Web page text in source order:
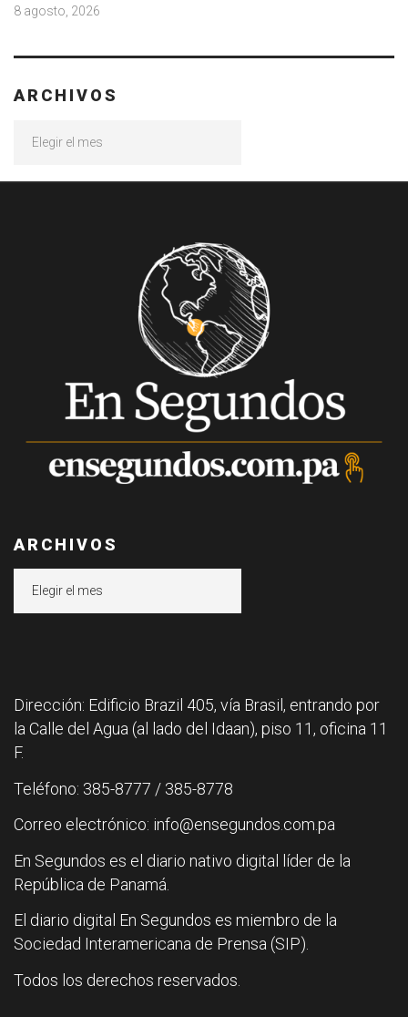
8 agosto, 2026
ARCHIVOS
ARCHIVOS
Dirección: Edificio Brazil 405, vía Brasil, entrando por
la Calle del Agua (al lado del Idaan), piso 11, oficina 11
F.
Teléfono: 385-8777 / 385-8778
Correo electrónico: info@ensegundos.com.pa
En Segundos es el diario nativo digital líder de la
República de Panamá.
El diario digital En Segundos es miembro de la
Sociedad Interamericana de Prensa (SIP).
Todos los derechos reservados.